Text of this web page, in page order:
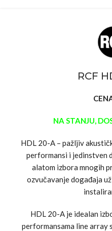
RCF
NA STANJU,
HDL 20-A – pažljiv
performansi i jedinstven
alatom izbora mnogih
ozvučavanje događaja
HDL 20-A je idealan
performansama line array